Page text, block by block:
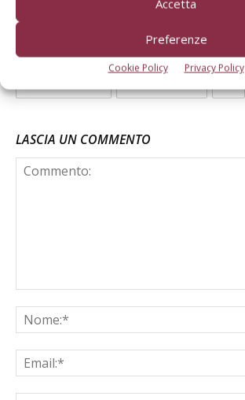
Accetta
Preferenze
Cookie Policy Privacy Policy
LASCIA UN COMMENTO